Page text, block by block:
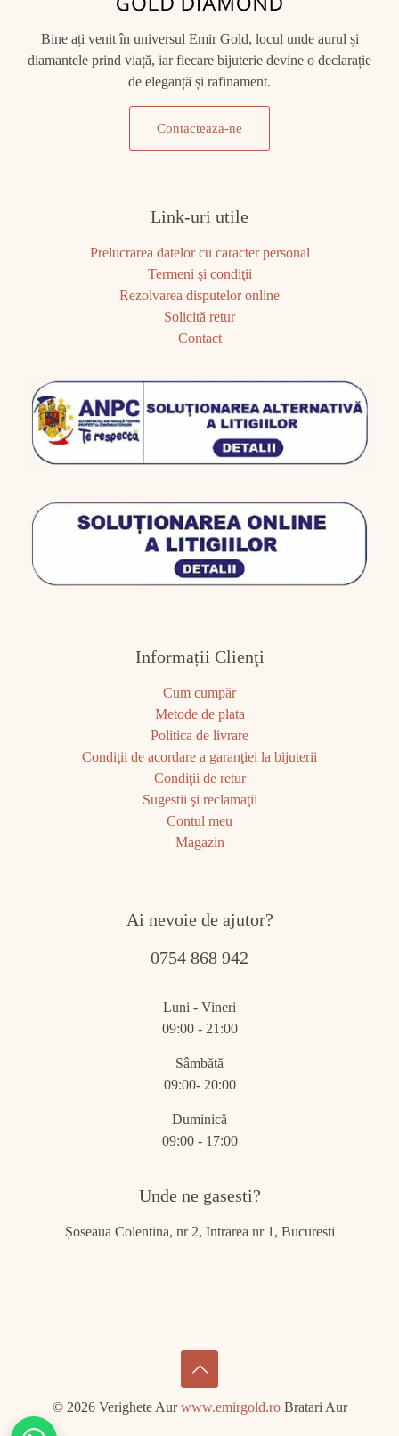
Bine ați venit în universul Emir Gold, locul unde aurul și
diamantele prind viață, iar fiecare bijuterie devine o declarație
de eleganță și rafinament.
Contacteaza-ne
Link-uri utile
Prelucrarea datelor cu caracter personal
Termeni şi condiţii
Rezolvarea disputelor online
Solicită retur
Contact
Informații Clienţi
Cum cumpăr
Metode de plata
Politica de livrare
Condiţii de acordare a garanţiei la bijuterii
Condiţii de retur
Sugestii şi reclamaţii
Contul meu
Magazin
Ai nevoie de ajutor?
0754 868 942
Luni - Vineri
09:00 - 21:00
Sâmbătă
09:00- 20:00
Duminică
09:00 - 17:00
Unde ne gasesti?
Șoseaua Colentina, nr 2, Intrarea nr 1, Bucuresti
© 2026 Verighete Aurwww.emirgold.roBratari Aur